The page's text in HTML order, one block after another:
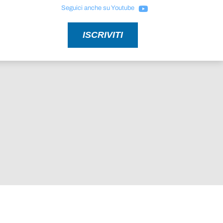
Seguici anche su Youtube
ISCRIVITI